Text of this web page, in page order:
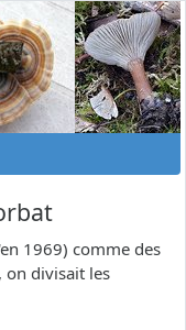
1969) comme des
on divisait les